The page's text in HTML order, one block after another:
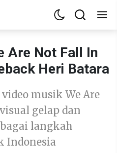
Are Not Fall In
Heri Batara
musik We Are
gelap dan
langkah
Indonesia